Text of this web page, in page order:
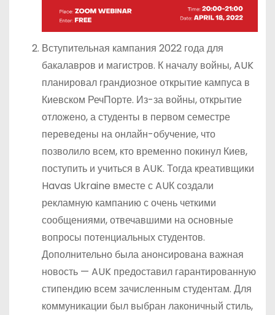
Вступительная кампания 2022 года для
бакалавров и магистров. К началу войны, AUK
планировал грандиозное открытие кампуса в
Киевском РечПорте. Из-за войны, открытие
отложено, а студенты в первом семестре
переведены на онлайн-обучение, что
позволило всем, кто временно покинул Киев,
поступить и учиться в АUK. Тогда креативщики
Havas Ukraine вместе с AUК создали
рекламную кампанию с очень четкими
сообщениями, отвечавшими на основные
вопросы потенциальных студентов.
Дополнительно была анонсирована важная
новость — AUK предоставил гарантированную
стипендию всем зачисленным студентам. Для
коммуникации был выбран лаконичный стиль,